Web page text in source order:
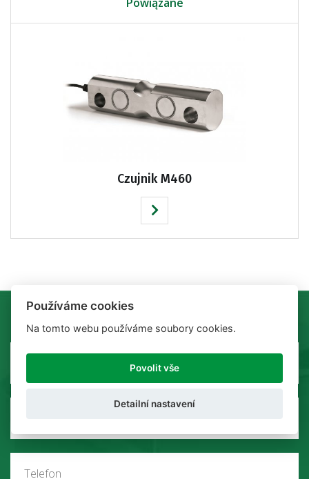
Czujnik M460
Používáme cookies
Na tomto webu používáme soubory cookies.
Povolit vše
Detailní nastavení